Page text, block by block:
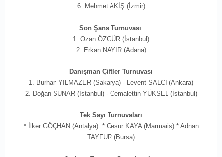
6. Mehmet AKİŞ (İzmir)
Son Şans Turnuvası
1. Ozan ÖZGÜR (İstanbul)
2. Erkan NAYIR (Adana)
Danışman Çiftler Turnuvası
1. Burhan YILMAZER (Sakarya) - Levent SALCI (Ankara)
2. Doğan SUNAR (İstanbul) - Cemalettin YÜKSEL (İstanbul)
Tek Sayı Turnuvaları
* İlker GÖÇHAN (Antalya) * Cesur KAYA (Marmaris) * Adnan
TAYFUR (Bursa)